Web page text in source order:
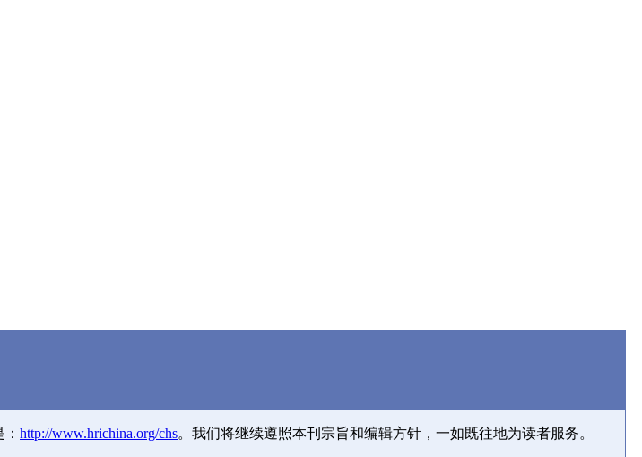
http://www.hrichina.org/chs。我们将继续遵照本刊宗旨和编辑方针，一如既往地为读者服务。